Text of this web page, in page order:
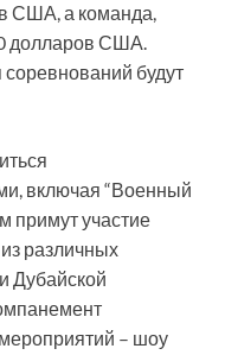
США, а команда,
долларов США.
соревнований будут
включая “Военный
примут участие
различных
Дубайской
– шоу